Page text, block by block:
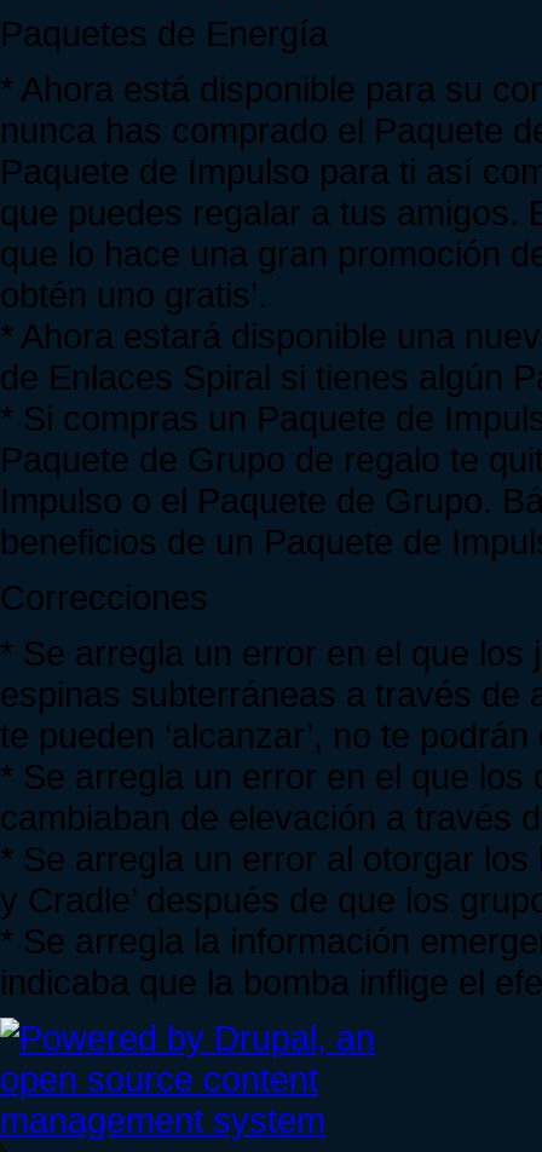
Paquetes de Energía
* Ahora está disponible para su
nunca has comprado el Paquete
Paquete de Impulso para ti así
que puedes regalar a tus amigos.
que lo hace una gran promoción
obtén uno gratis’.
* Ahora estará disponible una
de Enlaces Spiral si tienes algún
* Si compras un Paquete de
Paquete de Grupo de regalo te
Impulso o el Paquete de Grupo.
beneficios de un Paquete de
Correcciones
* Se arregla un error en el que
espinas subterráneas a través de
te pueden ‘alcanzar’, no te podrán
* Se arregla un error en el que
cambiaban de elevación a través
* Se arregla un error al otorgar los
y Cradle’ después de que los
* Se arregla la información
indicaba que la bomba inflige el